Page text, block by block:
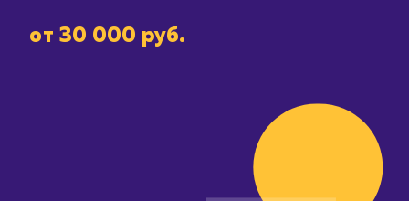
своих потенциальных клиентов с
уникальных и креативных сайтов-
от 30 000 руб.